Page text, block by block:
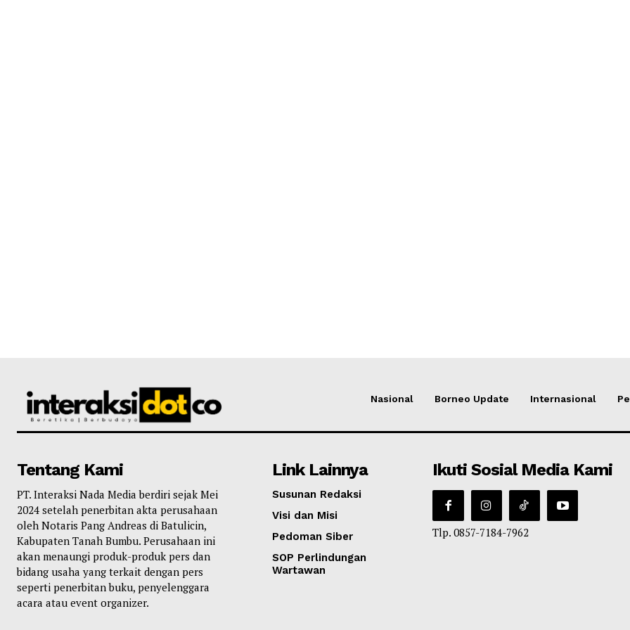
Nasional Borneo Update Internasional
Tentang Kami
PT. Interaksi Nada Media berdiri sejak Mei
2024 setelah penerbitan akta perusahaan
oleh Notaris Pang Andreas di Batulicin,
Kabupaten Tanah Bumbu. Perusahaan ini
akan menaungi produk-produk pers dan
bidang usaha yang terkait dengan pers
seperti penerbitan buku, penyelenggara
acara atau event organizer.
Link Lainnya
Susunan Redaksi
Visi dan Misi
Pedoman Siber
SOP Perlindungan
Wartawan
Ikuti Sosial Media Kami
Tlp. 0857-7184-7962